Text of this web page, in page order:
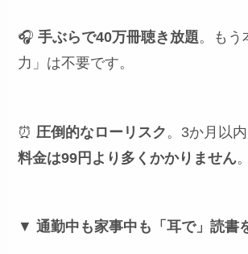
🎧手ぶらで40万冊聴き放題。もう
力」は不要です。
⏰ 圧倒的なローリスク 。3か月以
料金は99円より多くかかりません。
▼通勤中も家事中も「耳で」読書